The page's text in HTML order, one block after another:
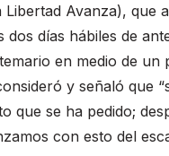
Avanza), que
dos días hábiles de
en medio de
y señaló que
que se ha pedido;
con esto del